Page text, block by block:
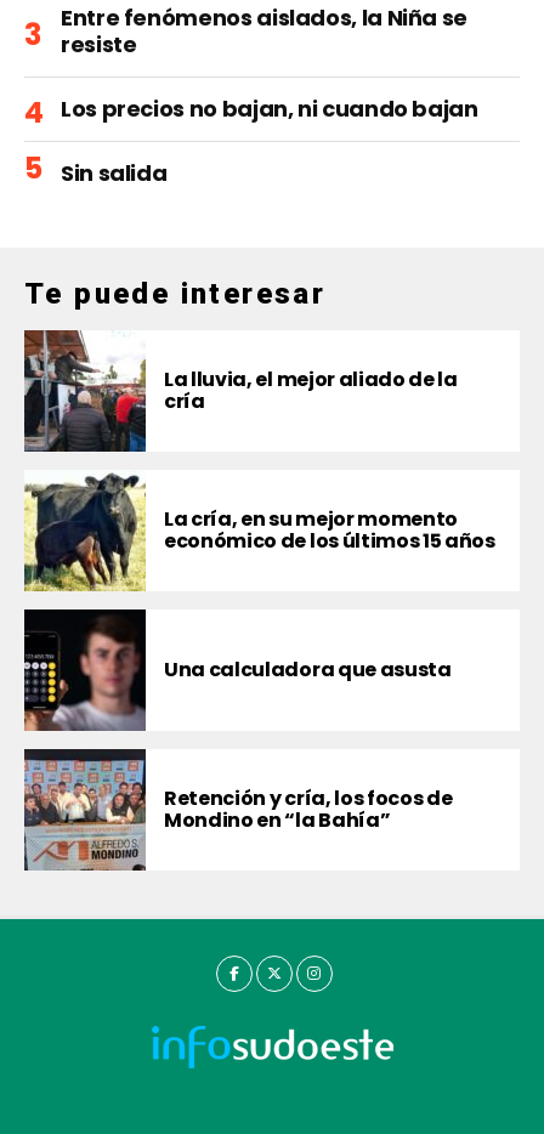
Entre fenómenos aislados, la Niña se
resiste
Los precios no bajan, ni cuando bajan
Sin salida
Te puede interesar
La lluvia, el mejor aliado de la
cría
La cría, en su mejor momento
económico de los últimos 15 años
Una calculadora que asusta
Retención y cría, los focos de
Mondino en “la Bahía”